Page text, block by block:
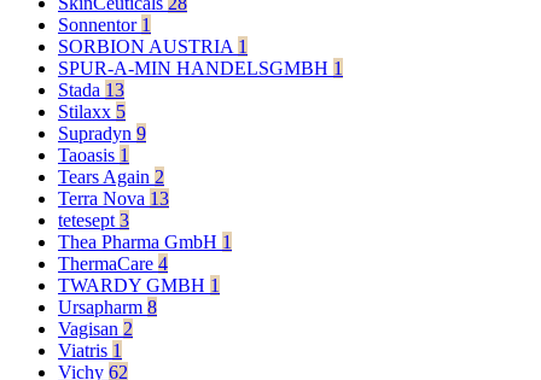
Sonnentor 1
SORBION AUSTRIA 1
SPUR-A-MIN HANDELSGMBH 1
Stada 13
Stilaxx 5
Supradyn 9
Taoasis 1
Tears Again 2
Terra Nova 13
tetesept 3
Thea Pharma GmbH 1
ThermaCare 4
TWARDY GMBH 1
Ursapharm 8
Vagisan 2
Viatris 1
Vichy 62